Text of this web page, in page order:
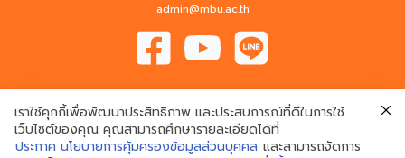
admin@mbu.ac.th
© 2020 Mahamakut Buddhist University. All Rights Reserved.
เราใช้คุกกี้เพื่อพัฒนาประสิทธิภาพ และประสบการณ์ที่ดีในการใช้
เว็บไซต์ของคุณ คุณสามารถศึกษารายละเอียดได้ที่
ประกาศ นโยบายการคุ้มครองข้อมูลส่วนบุคคล และสามารถจัดการ